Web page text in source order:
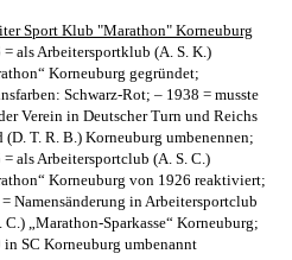
Sport Klub "Marathon" Korneuburg
= als Arbeitersportklub (A. S. K.)
Korneuburg gegründet;
Schwarz-Rot; – 1938 = musste
Verein in Deutscher Turn und Reichs
(D. T. R. B.) Korneuburg umbenennen;
= als Arbeitersportclub (A. S. C.)
Korneuburg von 1926 reaktiviert;
= Namensänderung in Arbeitersportclub
C.) „Marathon-Sparkasse“ Korneuburg;
in SC Korneuburg umbenannt